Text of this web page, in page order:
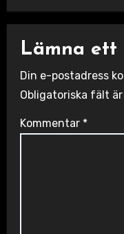
Lämna ett
Din e-postadress
Obligatoriska fält
Kommentar *